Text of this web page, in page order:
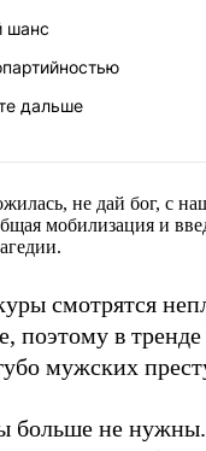
шанс
дальше
не дай бог, с
мобилизация и
смотрятся
поэтому в
мужских
больше не